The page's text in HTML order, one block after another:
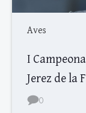
Aves
I
Jerez de la
0